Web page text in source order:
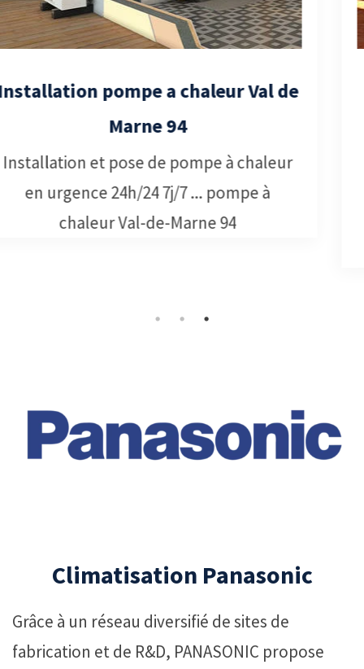
Dépannage pompe a chaleur Val de
Marne 94
Services de dépannage pompe à
chaleur Val-de-Marne 94, notre équipe
professionnelle effectuera le nécessaire
Climatisation Panasonic
Grâce à un réseau diversifié desites de
fabrication etde R&D, PANASONIC propose